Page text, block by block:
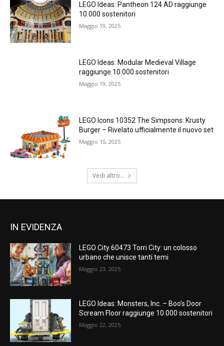
LEGO Ideas: Pantheon 124 AD raggiunge
10.000 sostenitori
Maggio 19, 2025
LEGO Ideas: Modular Medieval Village
raggiunge 10.000 sostenitori
Maggio 19, 2025
LEGO Icons 10352 The Simpsons: Krusty
Burger – Rivelato ufficialmente il nuovo set
Maggio 15, 2025
Vedi altro...
IN EVIDENZA
LEGO City 60473 Torri City: un colosso
urbano che unisce tanti temi
Maggio 23, 2025
LEGO Ideas: Monsters, Inc. – Boo’s Door
Scream Floor raggiunge 10.000 sostenitori
Maggio 22, 2025